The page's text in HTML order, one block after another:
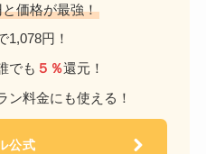
価格が最強！
1,078円！
でも ５％還元！
ン料金にも使える！
公式